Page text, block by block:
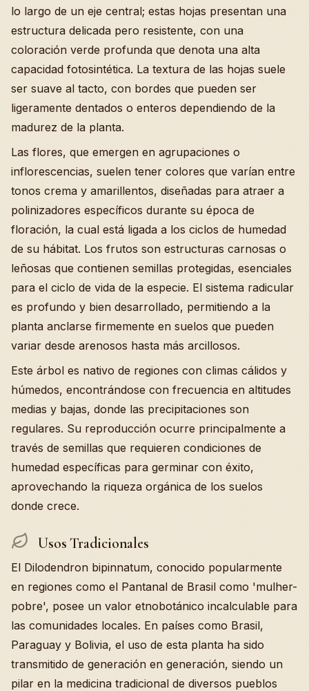
lo largo de un eje central; estas hojas presentan una
estructura delicada pero resistente, con una
coloración verde profunda que denota una alta
capacidad fotosintética. La textura de las hojas suele
ser suave al tacto, con bordes que pueden ser
ligeramente dentados o enteros dependiendo de la
madurez de la planta.
Las flores, que emergen en agrupaciones o
inflorescencias, suelen tener colores que varían entre
tonos crema y amarillentos, diseñadas para atraer a
polinizadores específicos durante su época de
floración, la cual está ligada a los ciclos de humedad
de su hábitat. Los frutos son estructuras carnosas o
leñosas que contienen semillas protegidas, esenciales
para el ciclo de vida de la especie. El sistema radicular
es profundo y bien desarrollado, permitiendo a la
planta anclarse firmemente en suelos que pueden
variar desde arenosos hasta más arcillosos.
Este árbol es nativo de regiones con climas cálidos y
húmedos, encontrándose con frecuencia en altitudes
medias y bajas, donde las precipitaciones son
regulares. Su reproducción ocurre principalmente a
través de semillas que requieren condiciones de
humedad específicas para germinar con éxito,
aprovechando la riqueza orgánica de los suelos
donde crece.
Usos Tradicionales
El Dilodendron bipinnatum, conocido popularmente
en regiones como el Pantanal de Brasil como 'mulher-
pobre', posee un valor etnobotánico incalculable para
las comunidades locales. En países como Brasil,
Paraguay y Bolivia, el uso de esta planta ha sido
transmitido de generación en generación, siendo un
pilar en la medicina tradicional de diversos pueblos